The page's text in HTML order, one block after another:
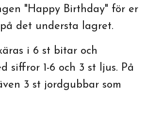
"Happy Birthday" för er
det understa lagret.
i 6 st bitar och
siffror 1-6 och 3 st ljus. På
3 st jordgubbar som